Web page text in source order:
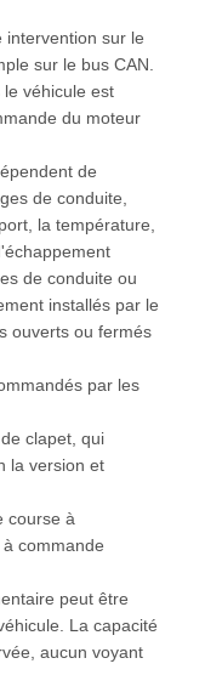
intervention sur le
sur le bus CAN.
véhicule est
du moteur
de
de conduite,
la température,
de conduite ou
installés par le
ouverts ou fermés
par les
clapet, qui
la version et
course à
commande
peut être
La capacité
aucun voyant